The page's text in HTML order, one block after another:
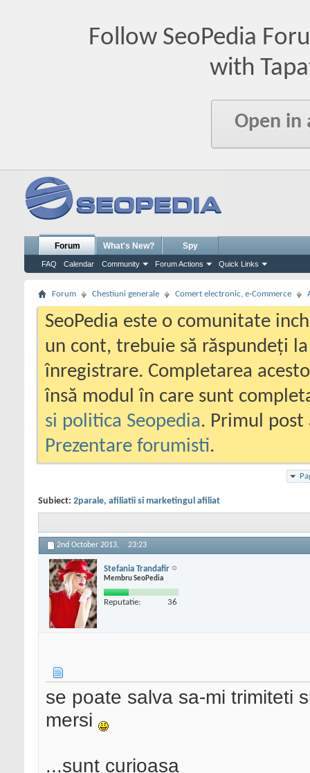
Follow SeoPedia
with
Open in
Forum
FAQ Calendar Community Forum Actions Quick Links
What's New? Spy
Forum Chestiuni generale Comert electronic, e-Commerce
SeoPedia este o comunitate
un cont, trebuie să răspundeți
înregistrare. Completarea
însă modul în care sunt
si politica Seopedia. Primul
Prezentare forumisti.
Subiect: 2parale, afiliatii si marketingul afiliat
2nd October 2013, 23:23
Stefania Trandafir
Membru SeoPedia
Reputatie: 36
se poate salva sa-mi trimiteti
mersi
...sunt curioasa